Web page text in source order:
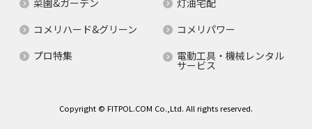
菜園&ガーデン
灯油宅配
コメリハード&グリーン
コメリパワー
プロ特集
電動工具・機械レンタル
サービス
Copyright © FITPOL.COM Co.,Ltd. All rights reserved.